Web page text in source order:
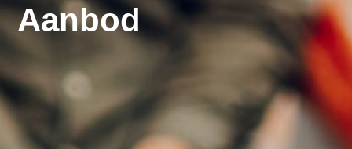
Aanbod